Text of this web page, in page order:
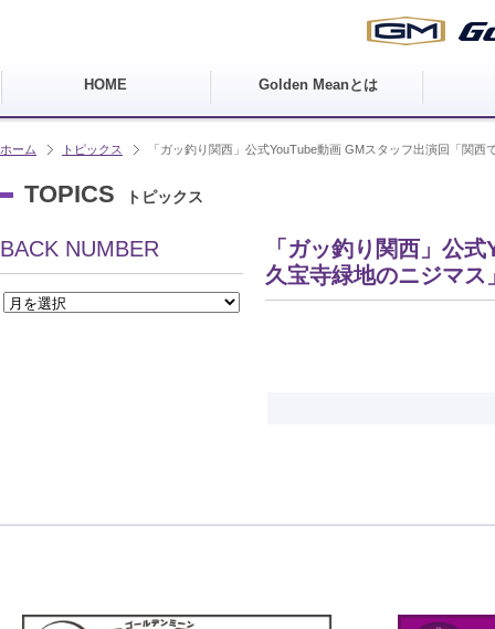
HOME Golden Meanとは
ホーム トピックス 「ガッ釣り関西」公式YouTube動画 GMスタッフ出演回「関
TOPICS トピックス
「ガッ釣り関西」公
久宝寺緑地のニジマス
BACK NUMBER